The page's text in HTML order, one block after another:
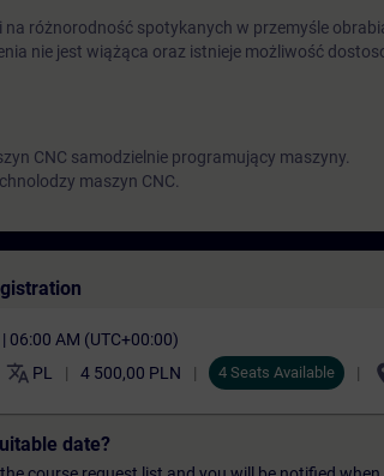
na różnorodność spotykanych w przemyśle
nie jest wiążąca oraz istnieje możliwość
CNC samodzielnie programujący maszyny.
maszyn CNC.
06:00 AM (UTC+00:00)
translate PL 4 500,00 PLN 4 Seats Available
date?